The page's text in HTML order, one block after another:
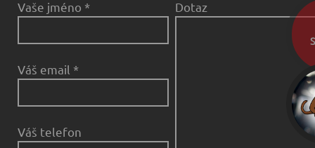
Vaše jméno *
Váš email *
Váš telefon
Dotaz